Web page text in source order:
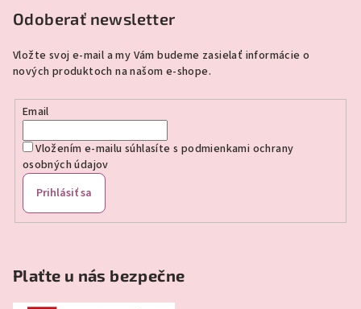
Odoberať newsletter
Vložte svoj e-mail a my Vám budeme zasielať informácie o
nových produktoch na našom e-shope.
Email
Vložením e-mailu súhlasíte s podmienkami ochrany
osobných údajov
Prihlásiť sa
Plaťte u nás bezpečne